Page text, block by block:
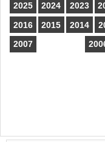
2025 2024 2023
2016
2015 2014
2007